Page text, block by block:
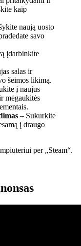
kaip
naują uosto
savo
įdarbinkite
salas ir
šeimos likimą.
į naujus
mėgaukitės
– Sukurkite
į draugo
per „Steam“.